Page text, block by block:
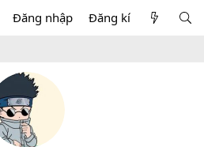
Đăng nhập Đăng kí